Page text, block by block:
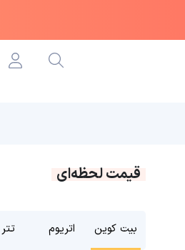
قیمت لحظه‌ای
بیت کوین اتریوم تتر